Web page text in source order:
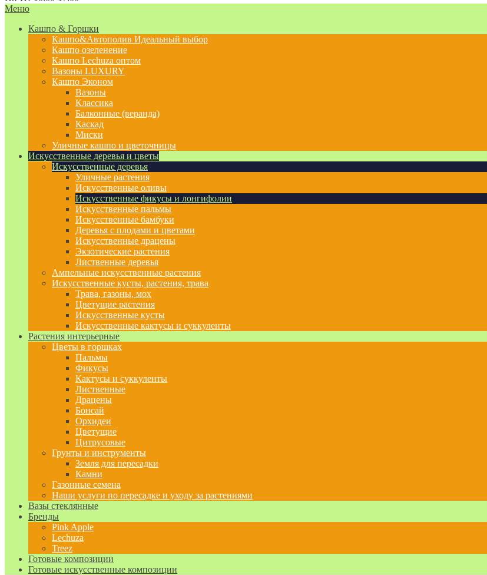
Меню
Кашпо & Горшки
Кашпо&Автополив Идеальный выбор
Кашпо озеленение
Кашпо Lechuza оптом
Вазоны LUXURY
Кашпо Эконом
Вазоны
Классика
Балконные (веранда)
Каскад
Миски
Уличные кашпо и цветочницы
Искусственные деревья и цветы
Искусственные деревья
Уличные растения
Искусственные оливы
Искусственные фикусы и лонгифолии
Искусственные пальмы
Искусственные бамбуки
Деревья с плодами и цветами
Искусственные драцены
Экзотические растения
Лиственные деревья
Ампельные искусственные растения
Искусственные кусты, растения, трава
Трава, газоны, мох
Цветущие растения
Искусственные кусты
Искусственные кактусы и суккуленты
Растения интерьерные
Цветы в горшках
Пальмы
Фикусы
Кактусы и суккуленты
Лиственные
Драцены
Бонсай
Орхидеи
Цветущие
Цитрусовые
Грунты и инструменты
Земля для пересадки
Камни
Газонные семена
Наши услуги по пересадке и уходу за растениями
Вазы стеклянные
Бренды
Pink Apple
Lechuza
Treez
Готовые композиции
Готовые искусственные композиции